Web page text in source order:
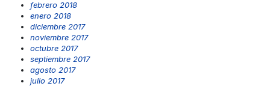
febrero 2018
enero 2018
diciembre 2017
noviembre 2017
octubre 2017
septiembre 2017
agosto 2017
julio 2017